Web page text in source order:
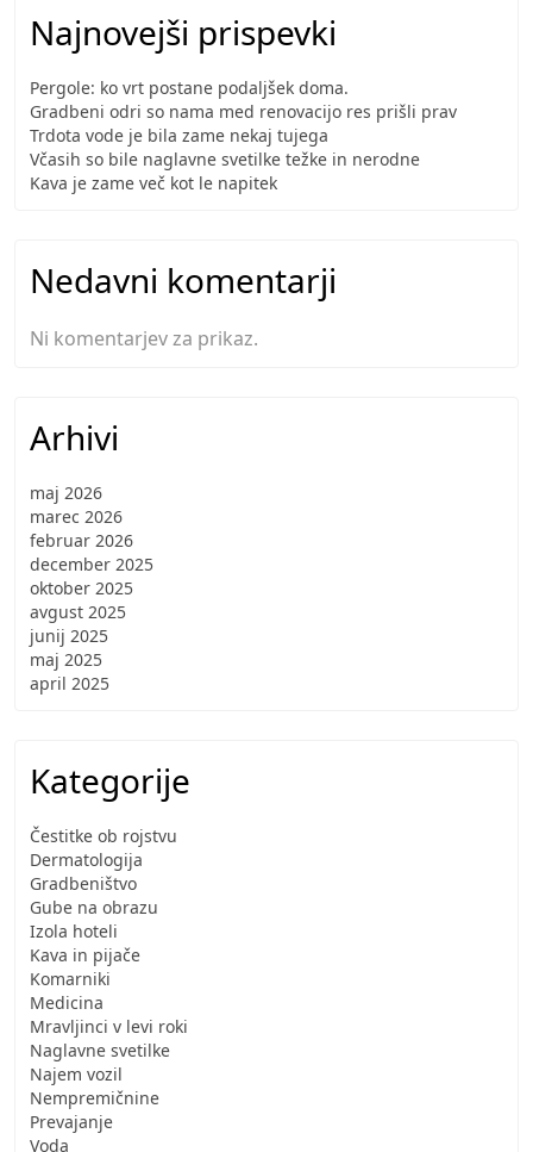
veselje.
Najnovejši prispevki
Pergole: ko vrt postane podaljšek doma.
Gradbeni odri so nama med renovacijo res prišli prav
Trdota vode je bila zame nekaj tujega
Včasih so bile naglavne svetilke težke in nerodne
Kava je zame več kot le napitek
Nedavni komentarji
Ni komentarjev za prikaz.
Arhivi
maj 2026
marec 2026
februar 2026
december 2025
oktober 2025
avgust 2025
junij 2025
maj 2025
april 2025
Kategorije
Čestitke ob rojstvu
Dermatologija
Gradbeništvo
Gube na obrazu
Izola hoteli
Kava in pijače
Komarniki
Medicina
Mravljinci v levi roki
Naglavne svetilke
Najem vozil
Nempremičnine
Prevajanje
Voda